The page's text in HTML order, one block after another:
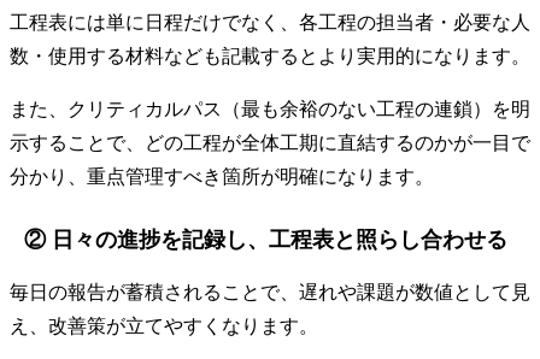
工程表には単に日程だけでなく、各工程の担当者・必要な人
数・使用する材料なども記載するとより実用的になります。
また、クリティカルパス（最も余裕のない工程の連鎖）を明
示することで、どの工程が全体工期に直結するのかが一目で
分かり、重点管理すべき箇所が明確になります。
② 日々の進捗を記録し、工程表と照らし合わせる
毎日の報告が蓄積されることで、遅れや課題が数値として見
え、改善策が立てやすくなります。